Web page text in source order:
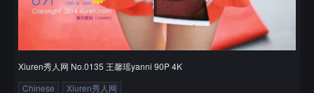
Xiuren秀人网 No.0135 王馨瑶yanni 90P 4K
Chinese
Xiuren秀人网